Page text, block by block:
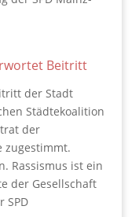
Beitritt
der Stadt
Städtekoalition
der
zugestimmt.
Rassismus ist ein
der Gesellschaft
SPD